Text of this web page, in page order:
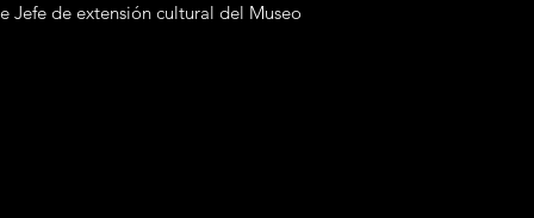
Jefe de extensión cultural del Museo